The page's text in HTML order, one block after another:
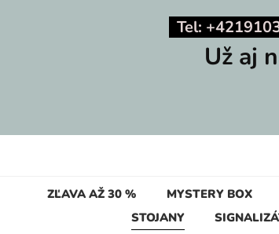
Tel:
Už aj
ZĽAVA AŽ 30 % MYSTERY BOX
STOJANY